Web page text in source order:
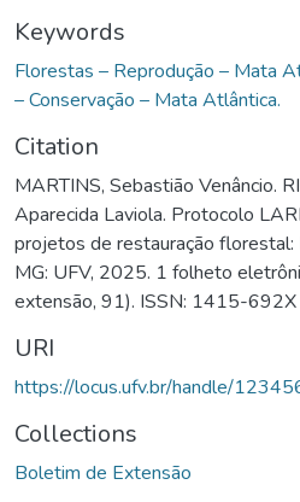
Keywords
Florestas – Reprodução – Mata
– Conservação – Mata Atlântica.
Citation
MARTINS, Sebastião Venâncio.
Aparecida Laviola. Protocolo
projetos de restauração florestal:
MG: UFV, 2025. 1 folheto
extensão, 91). ISSN: 1415-692X
URI
https://locus.ufv.br/handle/
Collections
Boletim de Extensão